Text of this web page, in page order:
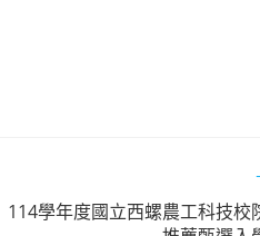
114學年度國立西螺農工科技校